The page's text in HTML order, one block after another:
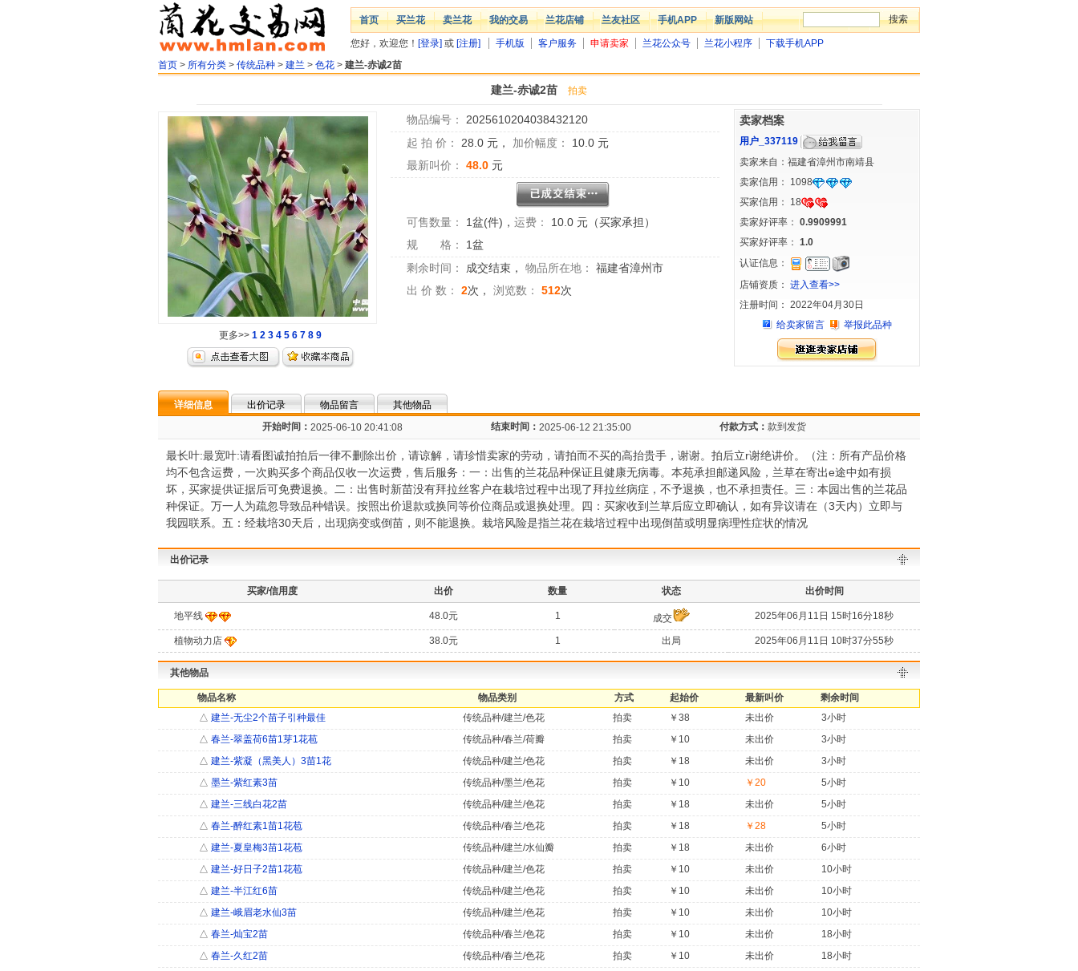
首页 买兰花 卖兰花 我的交易 兰花店铺 兰友社区 手机APP 新版网站
您好，欢迎您！ [登录] 或 [注册] 手机版 客户服务 申请卖家 兰花公众号 兰花小程序
下载手机APP
首页 > 所有分类 > 传统品种 > 建兰 > 色花 > 建兰-赤诚2苗
建兰-赤诚2苗 拍卖
更多>> 1 2 3 4 5 6 7 8 9
物品编号：
2025610204038432120
起 拍 价：
28.0 元， 加价幅度： 10.0 元
最新叫价：
48.0 元
可售数量： 1盆(件) ， 运费：
10.0 元（买家承担）
规 格：
1盆
剩余时间：
成交结束 ， 物品所在地：
福建省漳州市
出 价 数：
2次， 浏览数： 512次
卖家档案
用户_337119
卖家来自：福建省漳州市南靖县
卖家信用： 1098
买家信用： 18
卖家好评率： 0.9909991
买家好评率： 1.0
认证信息：
店铺资质： 进入查看>>
注册时间： 2022年04月30日
给卖家留言
举报此品种
详细信息 出价记录 物品留言
其他物品
开始时间： 2025-06-10 20:41:08 结束时间： 2025-06-12 21:35:00 付款方式： 款到发货
最长叶:最宽叶:请看图诚拍拍后一律不删除出价，请谅解，请珍惜卖家的劳动，请拍而不买的高抬贵手，谢谢。拍后立r谢绝讲价。（注：所有产品价格
均不包含运费，一次购买多个商品仅收一次运费，售后服务：一：出售的兰花品种保证且健康无病毒。本苑承担邮递风险，兰草在寄出e途中如有损
坏，买家提供证据后可免费退换。二：出售时新苗没有拜拉丝客户在栽培过程中出现了拜拉丝病症，不予退换，也不承担责任。三：本园出售的兰花品
种保证。万一人为疏忽导致品种错误。按照出价退款或换同等价位商品或退换处理。四：买家收到兰草后应立即确认，如有异议请在（3天内）立即与
我园联系。五：经栽培30天后，出现病变或倒苗，则不能退换。栽培风险是指兰花在栽培过程中出现倒苗或明显病理性症状的情况
出价记录
买家/信用度 出价 数量 状态 出价时间
地平线 48.0元 1 成交 2025年06月11日 15时16分18秒
植物动力店 38.0元 1 出局 2025年06月11日 10时37分55秒
其他物品
物品名称 物品类别 方式 起始价 最新叫价
剩余时间
△ 建兰-无尘2个苗子引种最佳 传统品种/建兰/色花 拍卖 ￥38 未出价
3小时
△ 春兰-翠盖荷6苗1芽1花苞 传统品种/春兰/荷瓣 拍卖 ￥10 未出价
3小时
△ 建兰-紫凝（黑美人）3苗1花 传统品种/建兰/色花 拍卖 ￥18 未出价
3小时
△ 墨兰-紫红素3苗 传统品种/墨兰/色花 拍卖 ￥10 ￥20
5小时
△ 建兰-三线白花2苗 传统品种/建兰/色花 拍卖 ￥18 未出价
5小时
△ 春兰-醉红素1苗1花苞 传统品种/春兰/色花 拍卖 ￥18 ￥28
5小时
△ 建兰-夏皇梅3苗1花苞 传统品种/建兰/水仙瓣 拍卖 ￥18 未出价
6小时
△ 建兰-好日子2苗1花苞 传统品种/建兰/色花 拍卖 ￥10 未出价
10小时
△ 建兰-半江红6苗 传统品种/建兰/色花 拍卖 ￥10 未出价
10小时
△ 建兰-峨眉老水仙3苗 传统品种/建兰/色花 拍卖 ￥10 未出价
10小时
△ 春兰-灿宝2苗 传统品种/春兰/色花 拍卖 ￥10 未出价
18小时
△ 春兰-久红2苗 传统品种/春兰/色花 拍卖 ￥10 未出价
18小时